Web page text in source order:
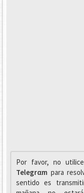
Por favor, no
Telegrαm para
sentido es